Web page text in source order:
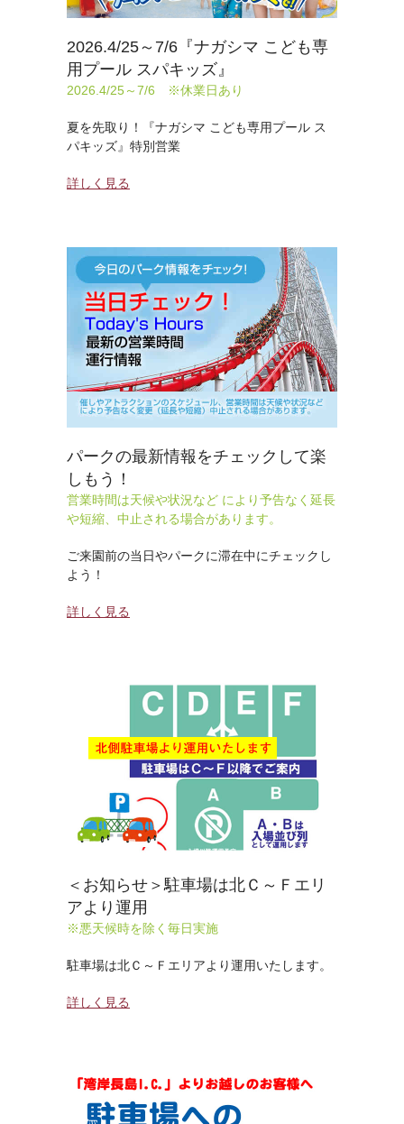
2026.4/25～7/6『ナガシマ こども専
用プール スパキッズ』
2026.4/25～7/6 ※休業日あり
夏を先取り！『ナガシマ こども専用プール ス
パキッズ』特別営業
詳しく見る
パークの最新情報をチェックして楽
しもう！
営業時間は天候や状況など により予告なく延長
や短縮、中止される場合があります。
ご来園前の当日やパークに滞在中にチェックし
よう！
詳しく見る
＜お知らせ＞駐車場は北Ｃ～Ｆエリ
アより運用
※悪天候時を除く毎日実施
駐車場は北Ｃ～Ｆエリアより運用いたします。
詳しく見る